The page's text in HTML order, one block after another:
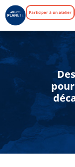
Participer à un atelier